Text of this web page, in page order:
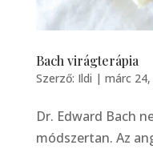
Bach virágterápia
Szerző: Ildi | márc 24,
Dr. Edward Bach
módszertan. Az